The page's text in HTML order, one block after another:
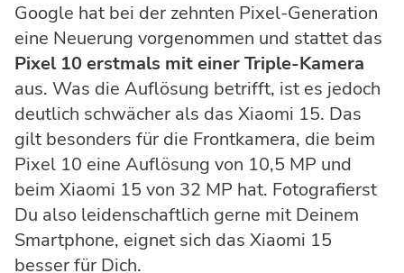
Google hat bei der zehnten Pixel-Generation
eine Neuerung vorgenommen und stattet das
Pixel 10 erstmals mit einer Triple-Kamera
aus. Was die Auflösung betrifft, ist es jedoch
deutlich schwächer als das Xiaomi 15. Das
gilt besonders für die Frontkamera, die beim
Pixel 10 eine Auflösung von 10,5 MP und
beim Xiaomi 15 von 32 MP hat. Fotografierst
Du also leidenschaftlich gerne mit Deinem
Smartphone, eignet sich das Xiaomi 15
besser für Dich.